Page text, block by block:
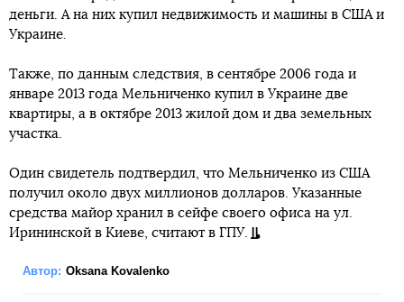
деньги. А на них купил недвижимость и машины в США и
Украине.
Также, по данным следствия, в сентябре 2006 года и
январе 2013 года Мельниченко купил в Украине две
квартиры, а в октябре 2013 жилой дом и два земельных
участка.
Один свидетель подтвердил, что Мельниченко из США
получил около двух миллионов долларов. Указанные
средства майор хранил в сейфе своего офиса на ул.
Ирининской в Киеве, считают в ГПУ.
Автор: Oksana Kovalenko